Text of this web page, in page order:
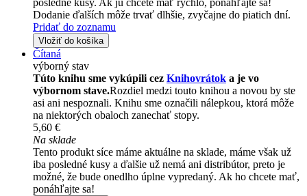
posledné kusy. Ak ju chcete mať rýchlo, ponáhľajte sa!
Dodanie ďalších môže trvať dlhšie, zvyčajne do piatich dní.
Pridať do zoznamu
Vložiť do košíka
Čítaná
výborný stav
Túto knihu sme vykúpili cez Knihovrátok a je vo
výbornom stave.Rozdiel medzi touto knihou a novou by ste
asi ani nespoznali. Knihu sme označili nálepkou, ktorá môže
na niektorých obaloch zanechať stopy.
5,60 €
Na sklade
Tento produkt síce máme aktuálne na sklade, máme však už
iba posledné kusy a ďalšie už nemá ani distribútor, preto je
možné, že bude onedlho úplne vypredaný. Ak ho chcete mať,
ponáhľajte sa!